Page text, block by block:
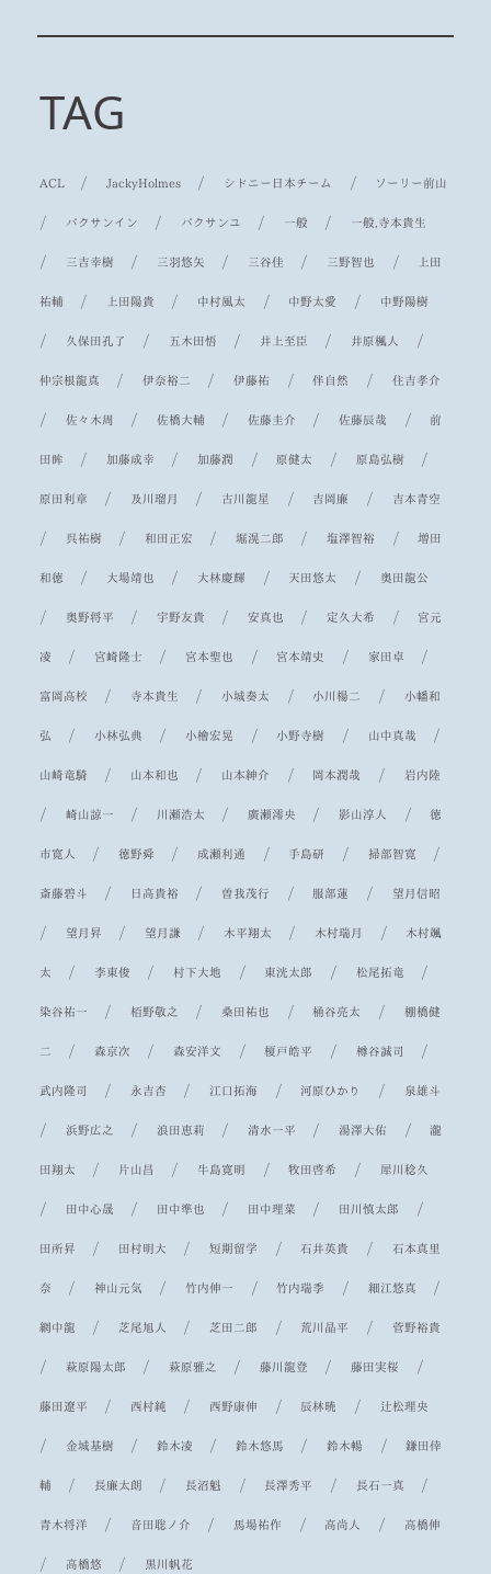
TAG
ACL /JackyHolmes / シドニー日本チーム / ソーリー前山
/ パクサンイン / パクサンユ / 一般 / 一般,寺本貴生
/ 三吉幸樹 / 三羽悠矢 / 三谷佳 / 三野智也 / 上田
祐輔 / 上田陽貴 / 中村風太 / 中野太愛 / 中野陽樹
/ 久保田孔了 / 五木田悟 / 井上至臣 / 井原楓人 /
仲宗根龍真 /伊奈裕二 /伊藤祐 /伴自然 / 住吉孝介
/ 佐々木周 / 佐橋大輔 /佐藤圭介 /佐藤辰哉 / 前
田眸 / 加藤成幸 / 加藤潤 / 原健太 / 原島弘樹 /
原田利章 / 及川瑠月 / 古川龍星 / 吉岡廉 / 吉本青空
/ 呉祐樹 / 和田正宏 /堀滉二郎 /塩澤智裕 /増田
和徳 / 大場靖也 / 大林慶輝 / 天田悠太 / 奥田龍公
/ 奥野将平 / 宇野友貴 /安真也 /定久大希 / 宮元
凌 / 宮崎隆士 / 宮本聖也 / 宮本靖史 / 家田卓 /
富岡高校 / 寺本貴生 /小城奏太 /小川楊二 / 小幡和
弘 /小林弘典 /小檜宏晃 /小野寺樹 / 山中真哉 /
山崎竜騎 / 山本和也 / 山本紳介 / 岡本潤哉 / 岩内陸
/ 崎山諒一 / 川瀬浩太 / 廣瀬澪央 / 影山淳人 /徳
市寛人 /徳野舜 / 成瀬利通 / 手島研 / 掃部智寛 /
斎藤碧斗 / 日高貴裕 / 曽我茂行 / 服部蓮 / 望月信昭
/ 望月昇 / 望月謙 / 木平翔太 / 木村瑞月 / 木村颯
太 / 李東俊 /村下大地 / 東洸太郎 / 松尾拓竜 /
染谷祐一 /栢野敬之 / 桑田祐也 /桶谷亮太 / 棚橋健
二 / 森京次 / 森安洋文 /榎戸皓平 / 樽谷誠司 /
武内隆司 / 永吉杏 / 江口拓海 / 河原ひかり / 泉雄斗
/ 浜野広之 / 浪田恵莉 / 清水一平 / 湯澤大佑 /瀧
田翔太 / 片山昌 / 牛島寛明 /牧田啓希 / 犀川稔久
/ 田中心晟 / 田中準也 / 田中理菜 / 田川慎太郎 /
田所昇 / 田村明大 /短期留学 /石井英貴 / 石本真里
奈 /神山元気 /竹内伸一 /竹内瑞季 / 細江悠真 /
網中龍 / 芝尾旭人 / 芝田二郎 / 荒川晶平 / 菅野裕貴
/ 萩原陽太郎 / 萩原雅之 / 藤川龍登 / 藤田実桜 /
藤田遼平 / 西村純 / 西野康伸 / 辰林暁 / 辻松理央
/ 金城基樹 / 鈴木凌 /鈴木悠馬 /鈴木暢 /鎌田倖
輔 / 長廉太朗 / 長沼魁 / 長澤秀平 / 長石一真 /
青木将洋 / 音田聡ノ介 / 馬場祐作 / 高尚人 / 高橋伸
/ 高橋悠 / 黒川帆花